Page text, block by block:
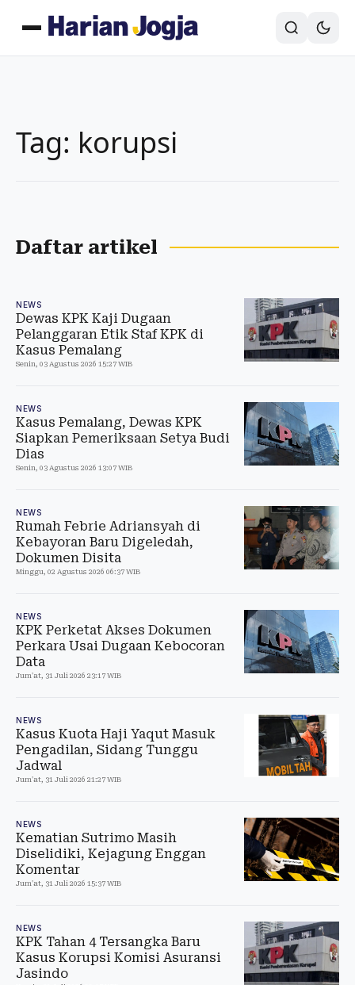
Tag: korupsi
Daftar artikel
NEWS
Dewas KPK Kaji Dugaan
Pelanggaran Etik Staf KPK di
Kasus Pemalang
Senin, 03 Agustus 2026 15:27 WIB
NEWS
Kasus Pemalang, Dewas KPK
Siapkan Pemeriksaan Setya Budi
Dias
Senin, 03 Agustus 2026 13:07 WIB
NEWS
Rumah Febrie Adriansyah di
Kebayoran Baru Digeledah,
Dokumen Disita
Minggu, 02 Agustus 2026 06:37 WIB
NEWS
KPK Perketat Akses Dokumen
Perkara Usai Dugaan Kebocoran
Data
Jum'at, 31 Juli 2026 23:17 WIB
NEWS
Kasus Kuota Haji Yaqut Masuk
Pengadilan, Sidang Tunggu
Jadwal
Jum'at, 31 Juli 2026 21:27 WIB
NEWS
Kematian Sutrimo Masih
Diselidiki, Kejagung Enggan
Komentar
Jum'at, 31 Juli 2026 15:37 WIB
NEWS
KPK Tahan 4 Tersangka Baru
Kasus Korupsi Komisi Asuransi
Jasindo